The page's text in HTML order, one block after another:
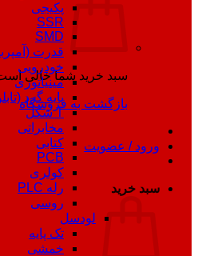
سبد خرید شما خالی
بازگشت به فروشگاه
ورود / عضویت
سبد خرید
پکیجی
SSR
SMD
قدرت
خودرویی
مینیاتوری
پایه گرد
T شکل
مخابراتی
کتابی
PCB
کولری
رله PLC
روسی
لودسل
تک پایه
خمشی